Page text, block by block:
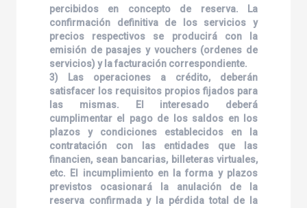
percibidos en concepto de reserva. La
confirmación definitiva de los servicios y
precios respectivos se producirá con la
emisión de pasajes y vouchers (ordenes de
servicios) y la facturación correspondiente.
3) Las operaciones a crédito, deberán
satisfacer los requisitos propios fijados para
las mismas. El interesado deberá
cumplimentar el pago de los saldos en los
plazos y condiciones establecidos en la
contratación con las entidades que las
financien, sean bancarias, billeteras virtuales,
etc. El incumplimiento en la forma y plazos
previstos ocasionará la anulación de la
reserva confirmada y la pérdida total de la